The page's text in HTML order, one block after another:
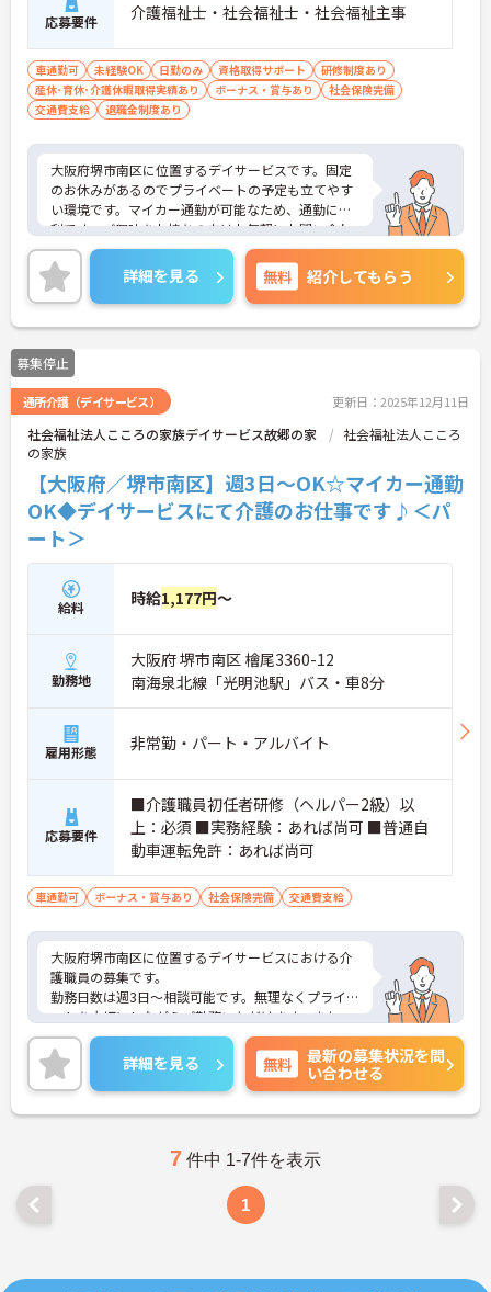
応募要件 介護福祉士・社会福祉士・社会福祉主事
車通勤可 未経験OK 日勤のみ 資格取得サポート
研修制度あり
産休･育休･介護休暇取得実績あり
ボーナス・賞与あり
社会保険完備
交通費支給
退職金制度あり
大阪府堺市南区に位置するデイサービスです。固定
のお休みがあるのでプライベートの予定も立てやす
い環境です。マイカー通勤が可能なため、通勤に便
利です。ご興味をお持ちの方はお気軽にお問い合わ
せください。
詳細を見る 無料 紹介してもらう
募集停止
通所介護（デイサービス） 更新日：2025年12月11日
社会福祉法人こころの家族デイサービス故郷の家
社会福祉法人こころ
の家族
【大阪府／堺市南区】週3日～OK☆マイカー通勤
OK◆デイサービスにて介護のお仕事です♪＜パ
ート＞
給料 時給1,177円～
勤務地
大阪府 堺市南区 檜尾3360-12
南海泉北線「光明池駅」バス・車8分
雇用形態 非常勤・パート・アルバイト
応募要件
■介護職員初任者研修（ヘルパー2級）以
上：必須 ■実務経験：あれば尚可 ■普通自
動車運転免許：あれば尚可
車通勤可 ボーナス・賞与あり 社会保険完備 交通費支給
大阪府堺市南区に位置するデイサービスにおける介
護職員の募集です。
勤務日数は週3日～相談可能です。無理なくプライベ
ートを大切にしながらご勤務いただけます。また、
昇給・賞与制度があり、頑張りが目に見える形でき
ちんと評価される職場です
ご興味のある方には、面接対策ポイントなど、さら
に詳細をご案内しますのでお気軽にご相談くださ
い！
詳細を見る 無料
最新の募集状況を問
い合わせる
7 件中 1-7件を表示
1